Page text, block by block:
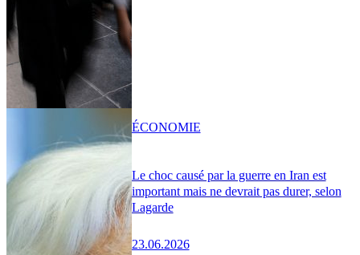
Le choc causé par la guerre en Iran est
important mais ne devrait pas durer, selon
Lagarde
23.06.2026
ÉCONOMIE